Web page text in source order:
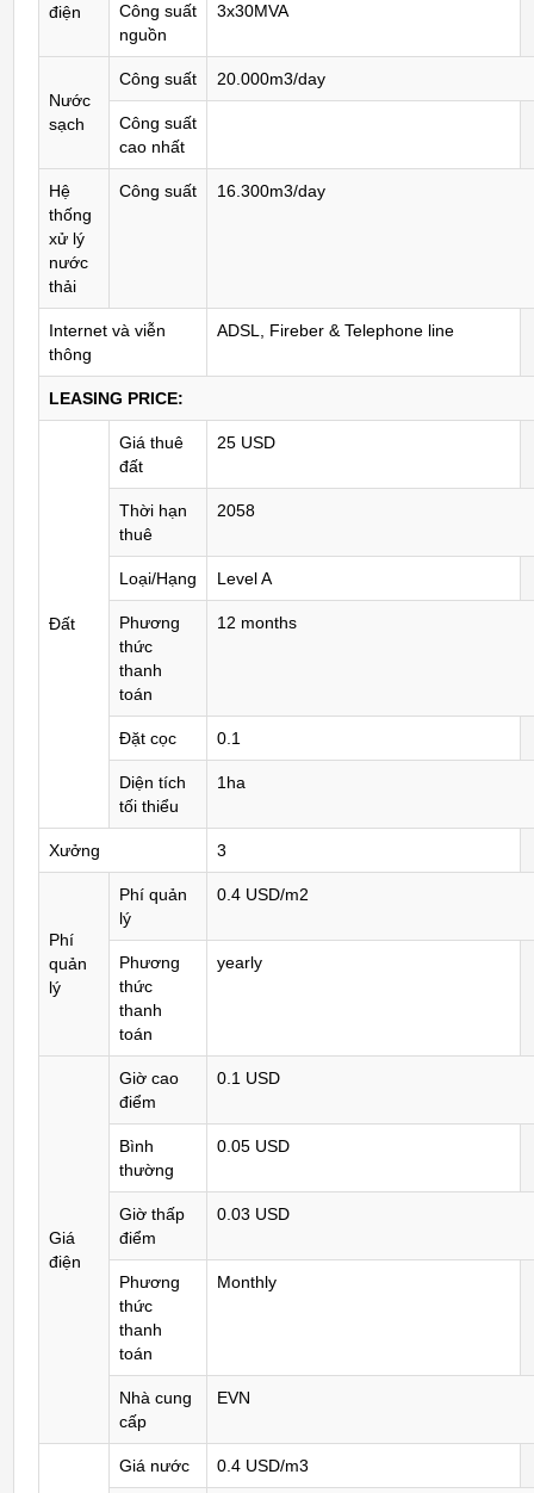
điện
Công suất
nguồn
3x30MVA
Nước
sạch
Công suất 20.000m3/day
Công suất
cao nhất
Hệ
thống
xử lý
nước
thải
Công suất 16.300m3/day
Internet và viễn
thông
ADSL, Fireber & Telephone line
LEASING PRICE:
Đất
Giá thuê
đất
25 USD
Thời hạn
thuê
2058
Loại/Hạng Level A
Phương
thức
thanh
toán
12 months
Đặt cọc 0.1
Diện tích
tối thiểu
1ha
Xưởng 3
Phí
quản
lý
Phí quản
lý
0.4 USD/m2
Phương
thức
thanh
toán
yearly
Giá
điện
Giờ cao
điểm
0.1 USD
Bình
thường
0.05 USD
Giờ thấp
điểm
0.03 USD
Phương
thức
thanh
toán
Monthly
Nhà cung
cấp
EVN
Giá nước 0.4 USD/m3